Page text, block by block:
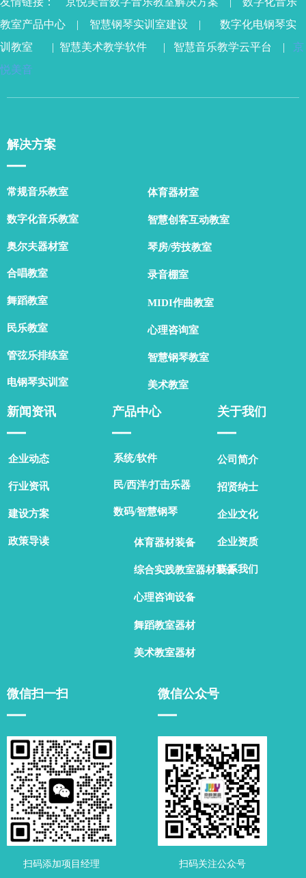
微信公众号
扫码关注公众号
微信扫一扫
扫码添加项目经理
解决方案
常规音乐教室
数字化音乐教室
奥尔夫器材室
合唱教室
舞蹈教室
民乐教室
管弦乐排练室
电钢琴实训室
体育器材室
智慧创客互动教室
琴房/劳技教室
录音棚室
MIDI作曲教室
心理咨询室
智慧钢琴教室
美术教室
新闻资讯
企业动态
行业资讯
建设方案
政策导读
产品中心
系统/软件
民/西洋/打击乐器
数码/智慧钢琴
关于我们
公司简介
招贤纳士
企业文化
企业资质
联系我们
体育器材装备
综合实践教室器材装备
心理咨询设备
舞蹈教室器材
美术教室器材
教室产品中心 | 智慧钢琴实训室建设 |
数字化电钢琴实
训教室 | 智慧美术教学软件 | 智慧音乐教学云平台 |
京
悦美音